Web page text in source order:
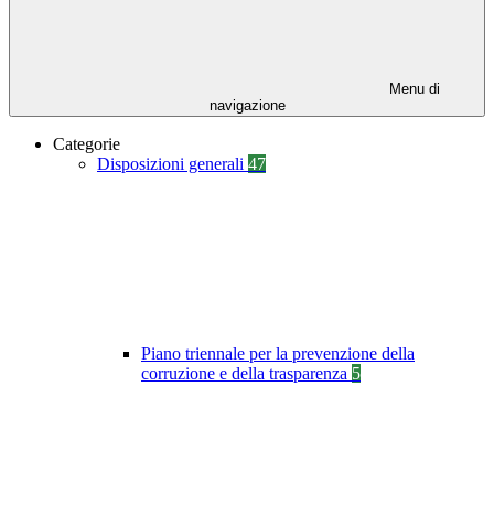
Menu di
navigazione
Categorie
Disposizioni generali 47
Piano triennale per la prevenzione della
corruzione e della trasparenza 5